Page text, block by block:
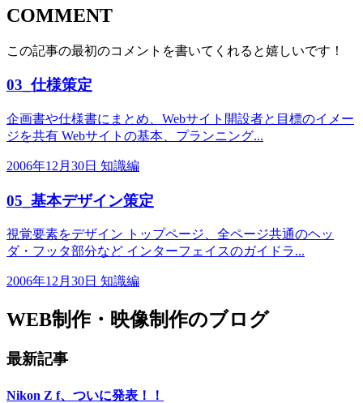
COMMENT
この記事の最初のコメントを書いてくれると嬉しいです！
03_仕様策定
企画書や仕様書にまとめ、Webサイト開設者と目標のイメー
ジを共有 Webサイトの基本、プランニング...
2006年12月30日 知識編
05_基本デザイン策定
視覚要素をデザイン トップページ、全ページ共通のヘッ
ダ・フッタ部分など インターフェイスのガイドラ...
2006年12月30日 知識編
WEB制作・映像制作のブログ
最新記事
Nikon Z f、ついに発表！！